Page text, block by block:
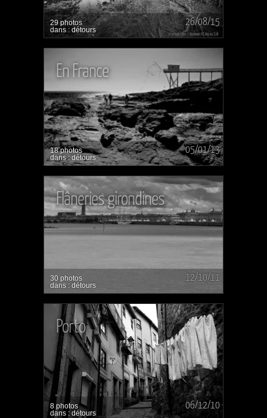
26/08/15
29 photos
dans : détours
En France
05/01/13
18 photos
dans : détours
Flâneries girondines
12/10/11
30 photos
dans : détours
Porto
06/12/10
8 photos
dans : détours